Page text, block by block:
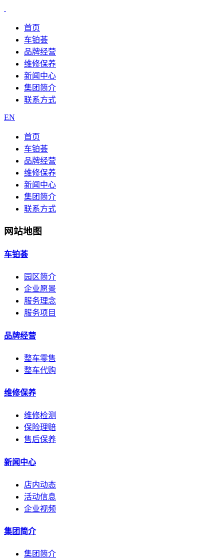
首页
车铂荟
品牌经营
维修保养
新闻中心
集团简介
联系方式
EN
首页
车铂荟
品牌经营
维修保养
新闻中心
集团简介
联系方式
网站地图
车铂荟
园区简介
企业愿景
服务理念
服务项目
品牌经营
整车零售
整车代购
维修保养
维修检测
保险理赔
售后保养
新闻中心
店内动态
活动信息
企业视频
集团简介
集团简介